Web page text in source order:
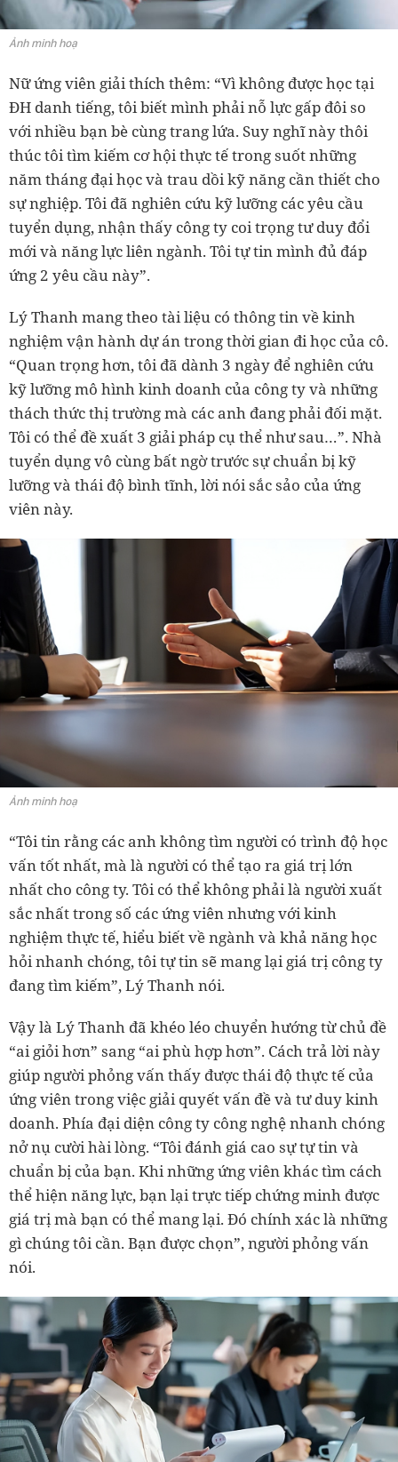
Ảnh minh hoạ
Nữ ứng viên giải thích thêm: “Vì không được học tại
ĐH danh tiếng, tôi biết mình phải nỗ lực gấp đôi so
với nhiều bạn bè cùng trang lứa. Suy nghĩ này thôi
thúc tôi tìm kiếm cơ hội thực tế trong suốt những
năm tháng đại học và trau dồi kỹ năng cần thiết cho
sự nghiệp. Tôi đã nghiên cứu kỹ lưỡng các yêu cầu
tuyển dụng, nhận thấy công ty coi trọng tư duy đổi
mới và năng lực liên ngành. Tôi tự tin mình đủ đáp
ứng 2 yêu cầu này”.
Lý Thanh mang theo tài liệu có thông tin về kinh
nghiệm vận hành dự án trong thời gian đi học của cô.
“Quan trọng hơn, tôi đã dành 3 ngày để nghiên cứu
kỹ lưỡng mô hình kinh doanh của công ty và những
thách thức thị trường mà các anh đang phải đối mặt.
Tôi có thể đề xuất 3 giải pháp cụ thể như sau…”. Nhà
tuyển dụng vô cùng bất ngờ trước sự chuẩn bị kỹ
lưỡng và thái độ bình tĩnh, lời nói sắc sảo của ứng
viên này.
Ảnh minh hoạ
“Tôi tin rằng các anh không tìm người có trình độ học
vấn tốt nhất, mà là người có thể tạo ra giá trị lớn
nhất cho công ty. Tôi có thể không phải là người xuất
sắc nhất trong số các ứng viên nhưng với kinh
nghiệm thực tế, hiểu biết về ngành và khả năng học
hỏi nhanh chóng, tôi tự tin sẽ mang lại giá trị công ty
đang tìm kiếm”, Lý Thanh nói.
Vậy là Lý Thanh đã khéo léo chuyển hướng từ chủ đề
“ai giỏi hơn” sang “ai phù hợp hơn”. Cách trả lời này
giúp người phỏng vấn thấy được thái độ thực tế của
ứng viên trong việc giải quyết vấn đề và tư duy kinh
doanh. Phía đại diện công ty công nghệ nhanh chóng
nở nụ cười hài lòng. “Tôi đánh giá cao sự tự tin và
chuẩn bị của bạn. Khi những ứng viên khác tìm cách
thể hiện năng lực, bạn lại trực tiếp chứng minh được
giá trị mà bạn có thể mang lại. Đó chính xác là những
gì chúng tôi cần. Bạn được chọn”, người phỏng vấn
nói.